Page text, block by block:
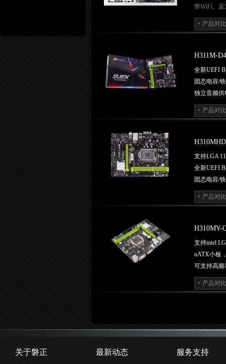
带WiFi、
usb2.0*4
m.2 sata/pci
+ 产品对比
H311M-D4
全新UEFI
固态电容/
独立音频
磐正第二
网吧无盘
+ 产品对比
支持LGA
全新UEFI
固态电容/
独立音频
磐正第二
内建HDMI
+ 产品对比
H310MY-
支持intel
uATX小板
可支持高频
全新UEFI
磐正第二
+ 产品对比
关于磐正 最新动态 服务支持